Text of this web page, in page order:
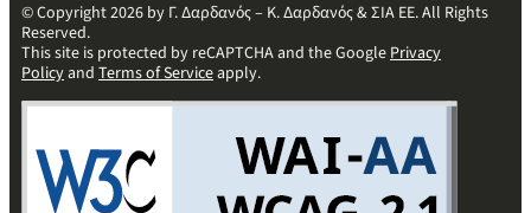
© Copyright 2026 by Γ. Δαρδανός – Κ. Δαρδανός & ΣΙΑ ΕΕ. All Rights
Reserved.
This site is protected by reCAPTCHA and the GooglePrivacy
Policyand Terms of Serviceapply.